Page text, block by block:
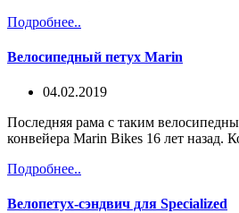
Подробнее..
Велосипедный петух Marin
04.02.2019
Последняя рама с таким
конвейера Marin Bikes 16 лет назад.
Подробнее..
Велопетух-сэндвич для Specialized